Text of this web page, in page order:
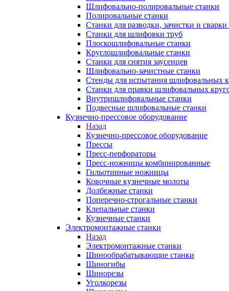
Шлифовально-полировальные станки
Полировальные станки
Станки для разводки, зачистки и сварки
Станки для шлифовки труб
Плоскошлифовальные станки
Круглошлифовальные станки
Станки для снятия заусенцев
Шлифовально-зачистные станки
Стенды для испытания шлифовальных
Станки для правки шлифовальных
Внутришлифовальные станки
Подвесные шлифовальные станки
Кузнечно-прессовое оборудование
Назад
Кузнечно-прессовое оборудование
Прессы
Пресс-перфораторы
Пресс-ножницы комбинированные
Гильотинные ножницы
Ковочные кузнечные молоты
Долбежные станки
Поперечно-строгальные станки
Клепальные станки
Кузнечные станки
Электромонтажные станки
Назад
Электромонтажные станки
Шинообрабатывающие станки
Шиногибы
Шинорезы
Уголкорезы